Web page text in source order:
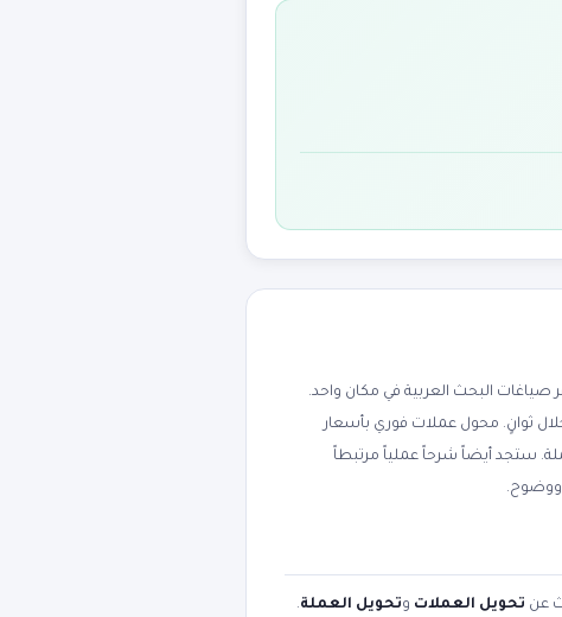
البحث العربية في مكان واحد.
ثوانٍ. محول عملات فوري بأسعار
الدولار إلى جنيه، الريال السعودي، الدرهم الإماراتي، اليورو، والجنيه الإسترليني. يدعم 170+ عملة. ستجد أيضاً شرحاً عملياً مرتبطاً
ووضوح.
عن تحويل العملات وتحويل العملة.